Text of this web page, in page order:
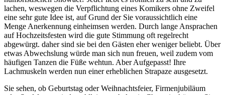
lachen, weswegen die Verpflichtung eines Komikers ohne Zweifel
eine sehr gute Idee ist, auf Grund der Sie voraussichtlich eine
Menge Anerkennung einheimsen werden. Durch lange Ansprachen
auf Hochzeitsfesten wird die gute Stimmung oft regelrecht
abgewürgt. daher sind sie bei den Gästen eher weniger beliebt. Über
etwas Abwechslung würde man sich nun freuen, weil zudem vom
häufigen Tanzen die Füße wehtun. Aber Aufgepasst! Ihre
Lachmuskeln werden nun einer erheblichen Strapaze ausgesetzt.
Sie sehen, ob Geburtstag oder Weihnachtsfeier, Firmenjubiläum